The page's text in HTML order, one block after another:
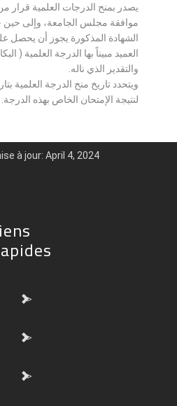
يصدر بمنح الدرجات العلمية قرار
موافقة مجلس الجامعة، وإلى
الشهادة المذكورة يجوز أن يحصل
العميد مبيناً بها الدرجة العلمية (
والتقدير الذي ناله.
ويتحدد تاريخ منح الدرجة العلمية
لنتيجة الإمتحان الخاص بهذه الدرجة.
à jour: April 4, 2024
">
">
">